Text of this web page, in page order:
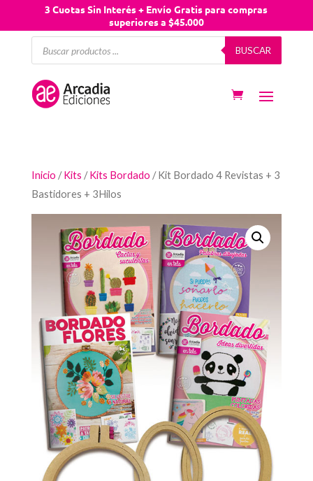
3 Cuotas Sin Interés + Envío Gratis para compras
superiores a $45.000
Búsqueda
productos
BUSCAR
Inicio /Kits /Kits Bordado / Kit Bordado 4 Revistas + 3
Bastidores + 3Hilos